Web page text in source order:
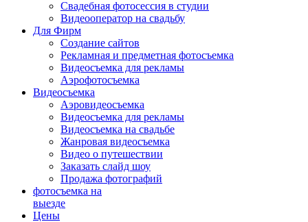
Свадебная фотосессия в студии
Видеооператор на свадьбу
Для Фирм
Создание сайтов
Рекламная и предметная фотосъемка
Видеосъемка для рекламы
Аэрофотосъемка
Видеосъемка
Аэровидеосъемка
Видеосъемка для рекламы
Видеосъемка на свадьбе
Жанровая видеосъемка
Видео о путешествии
Заказать слайд шоу
Продажа фотографий
фотосъемка на
выезде
Цены